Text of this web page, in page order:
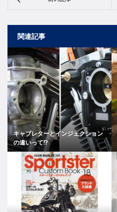
関連記事
キャブレターとインジェクション
の違いって!?